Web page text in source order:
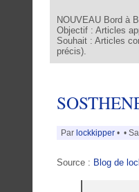
NOUVEAU Bord à
Objectif : Articles
Souhait : Articles
précis).
Par lockkipper • •
Source : Blog de